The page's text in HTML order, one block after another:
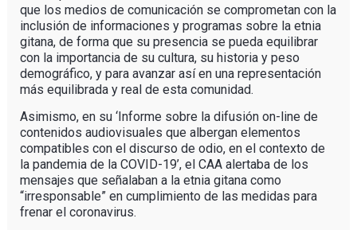
que los medios de comunicación se comprometan con la
inclusión de informaciones y programas sobre la etnia
gitana, de forma que su presencia se pueda equilibrar
con la importancia de su cultura, su historia y peso
demográfico, y para avanzar así en una representación
más equilibrada y real de esta comunidad.
Asimismo, en su ‘Informe sobre la difusión on-line de
contenidos audiovisuales que albergan elementos
compatibles con el discurso de odio, en el contexto de
la pandemia de la COVID-19’, el CAA alertaba de los
mensajes que señalaban a la etnia gitana como
“irresponsable” en cumplimiento de las medidas para
frenar el coronavirus.